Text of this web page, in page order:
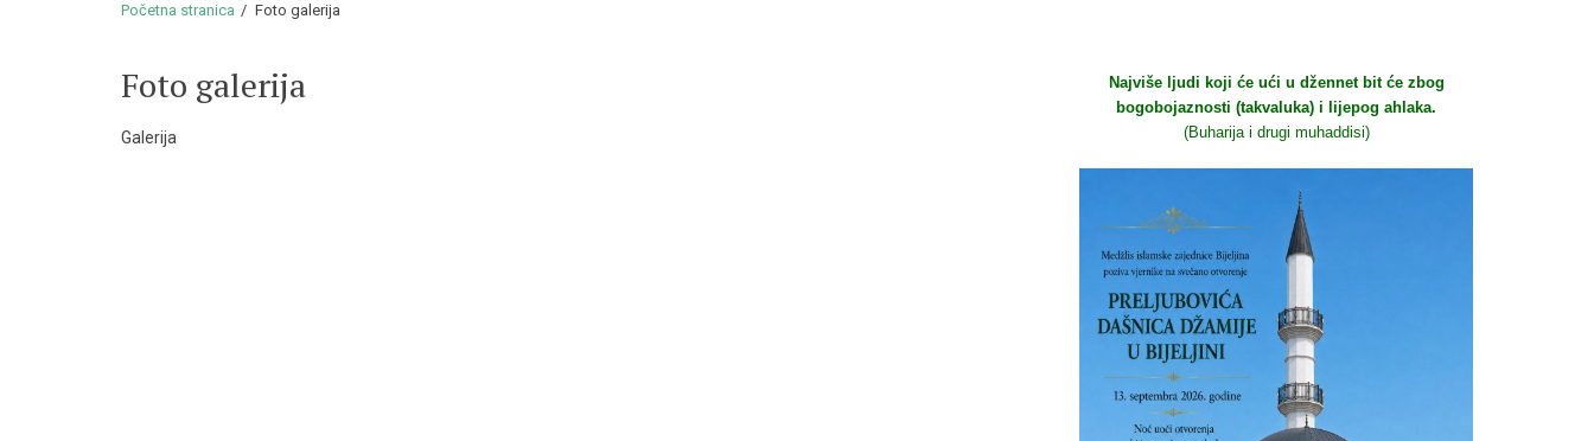
Početna stranica Foto galerija
Foto galerija
Galerija
Najviše ljudi koji će ući u džennet bit će zbog
bogobojaznosti (takvaluka) i lijepog ahlaka.
(Buharija i drugi muhaddisi)